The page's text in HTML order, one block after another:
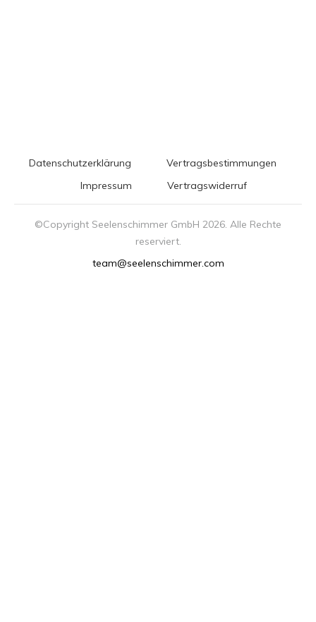
Datenschutzerklärung
Vertragsbestimmungen
Impressum
Vertragswiderruf
©Copyright Seelenschimmer GmbH 2026. Alle Rechte
reserviert.
team@seelenschimmer.com